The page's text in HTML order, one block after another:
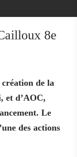
8e
de la
et d’AOC,
Le
des actions